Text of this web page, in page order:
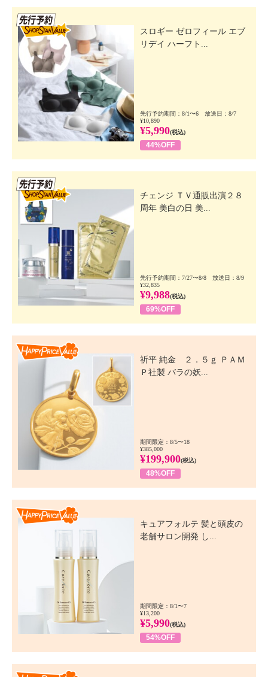
スロギー ゼロフィール エブ
リデイ ハーフト...
先行予約期間：8/1〜6 放送日：8/7
¥10,890
¥5,990(税込)
44%OFF
チェンジ ＴＶ通販出演２８
周年 美白の日 美...
先行予約期間：7/27〜8/8 放送日：8/9
¥32,835
¥9,988(税込)
69%OFF
祈平 純金 ２．５ｇ ＰＡＭ
Ｐ社製 バラの妖...
期間限定：8/5〜18
¥385,000
¥199,900(税込)
48%OFF
キュアフォルテ 髪と頭皮の
老舗サロン開発 し...
期間限定：8/1〜7
¥13,200
¥5,990(税込)
54%OFF